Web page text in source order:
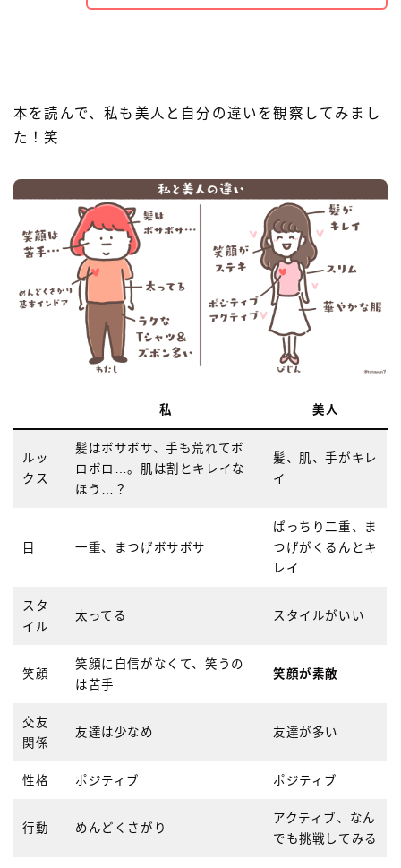
本を読んで、私も美人と自分の違いを観察してみまし
た！笑
私 美人
ルッ
クス
髪はボサボサ、手も荒れてボ
ロボロ…。肌は割とキレイな
ほう…？
髪、肌、手がキレ
イ
目 一重、まつげボサボサ
ぱっちり二重、ま
つげがくるんとキ
レイ
スタ
イル
太ってる スタイルがいい
笑顔
笑顔に自信がなくて、笑うの
は苦手
笑顔が素敵
交友
関係
友達は少なめ 友達が多い
性格 ポジティブ ポジティブ
行動 めんどくさがり
アクティブ、なん
でも挑戦してみる